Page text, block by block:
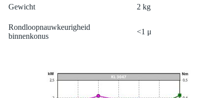
Gewicht 2 kg
Rondloopnauwkeurigheid
binnenkonus
<1 μ